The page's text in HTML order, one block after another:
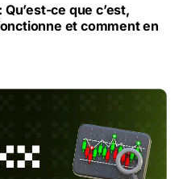
Qu’est-ce que c’est,
et comment en